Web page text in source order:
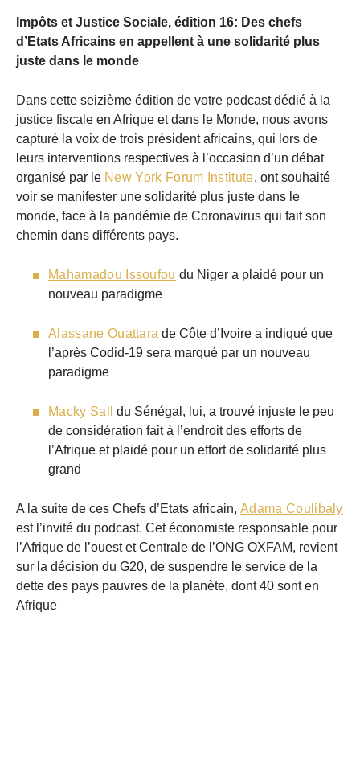
Impôts et Justice Sociale, édition 16: Des chefs
d’Etats Africains en appellent à une solidarité plus
juste dans le monde
Dans cette seizième édition de votre podcast dédié à la
justice fiscale en Afrique et dans le Monde, nous avons
capturé la voix de trois président africains, qui lors de
leurs interventions respectives à l’occasion d’un débat
organisé par le New York Forum Institute, ont souhaité
voir se manifester une solidarité plus juste dans le
monde, face à la pandémie de Coronavirus qui fait son
chemin dans différents pays.
Mahamadou Issoufou du Niger a plaidé pour un
nouveau paradigme
Alassane Ouattara de Côte d’Ivoire a indiqué que
l’après Codid-19 sera marqué par un nouveau
paradigme
Macky Sall
du Sénégal, lui, a trouvé injuste le peu
de considération fait à l’endroit des efforts de
l’Afrique et plaidé pour un effort de solidarité plus
grand
A la suite de ces Chefs d’Etats africain, Adama Coulibaly
est l’invité du podcast. Cet économiste responsable pour
l’Afrique de l’ouest et Centrale de l’ONG OXFAM, revient
sur la décision du G20, de suspendre le service de la
dette des pays pauvres de la planète, dont 40 sont en
Afrique